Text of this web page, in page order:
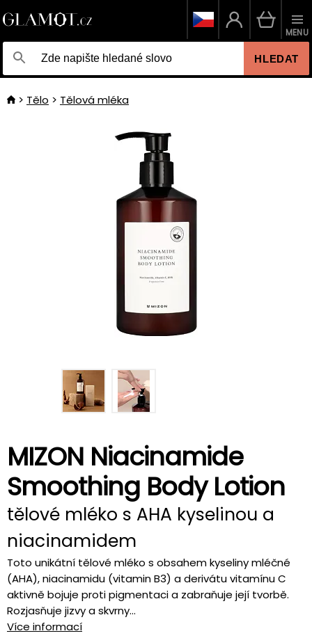
HLEDAT
MENU
Tělo Tělová mléka
MIZON Niacinamide
Smoothing Body Lotion
tělové mléko s AHA kyselinou a
niacinamidem
Toto unikátní tělové mléko s obsahem kyseliny mléčné
(AHA), niacinamidu (vitamin B3) a derivátu vitamínu C
aktivně bojuje proti pigmentaci a zabraňuje její tvorbě.
Rozjasňuje jizvy a skvrny...
Více informací